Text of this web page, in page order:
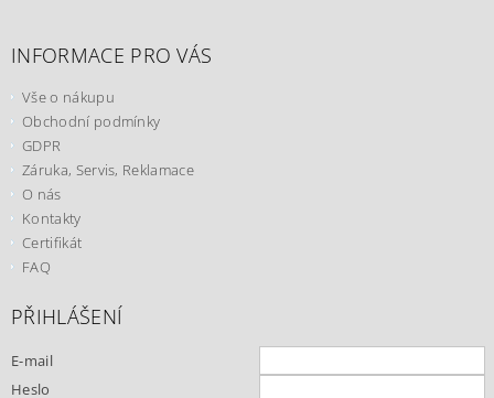
INFORMACE PRO VÁS
Vše o nákupu
Obchodní podmínky
GDPR
Záruka, Servis, Reklamace
O nás
Kontakty
Certifikát
FAQ
PŘIHLÁŠENÍ
E-mail
Heslo